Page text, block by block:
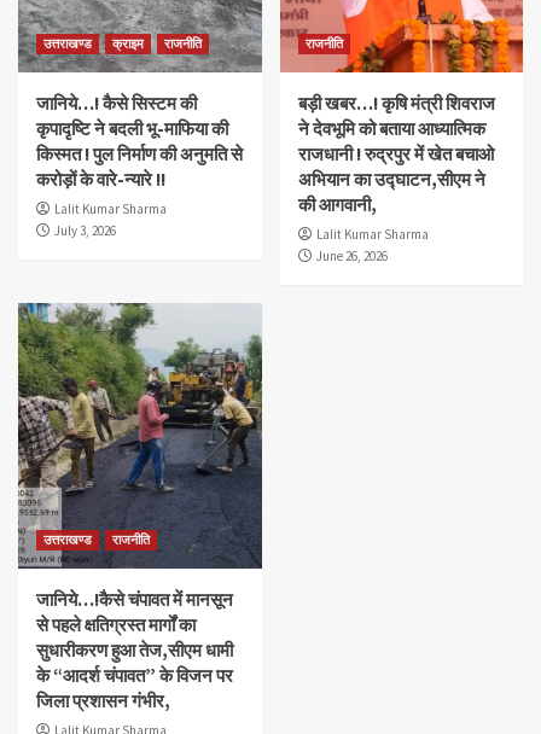
उत्तराखण्ड क्राइम राजनीति
जानिये…! कैसे सिस्टम की
कृपादृष्टि ने बदली भू-माफिया की
किस्मत ! पुल निर्माण की अनुमति से
करोड़ों के वारे-न्यारे !!
Lalit Kumar Sharma
July 3, 2026
राजनीति
बड़ी खबर…! कृषि मंत्री शिवराज
ने देवभूमि को बताया आध्यात्मिक
राजधानी ! रुद्रपुर में खेत बचाओ
अभियान का उद्घाटन,सीएम ने
की आगवानी,
Lalit Kumar Sharma
June 26, 2026
उत्तराखण्ड राजनीति
जानिये…!कैसे चंपावत में मानसून
से पहले क्षतिग्रस्त मार्गों का
सुधारीकरण हुआ तेज,सीएम धामी
के “आदर्श चंपावत” के विजन पर
जिला प्रशासन गंभीर,
Lalit Kumar Sharma